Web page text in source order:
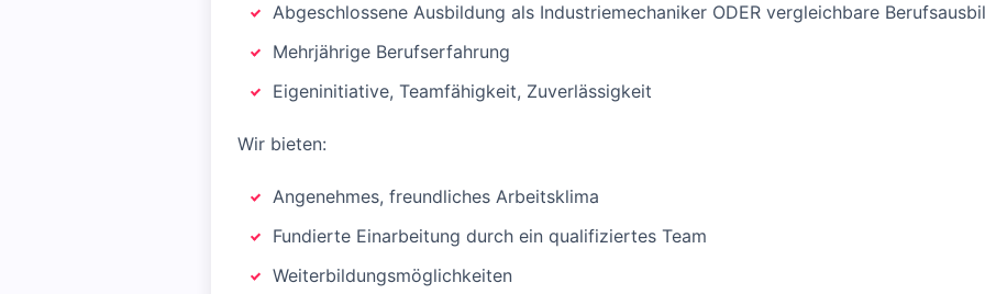
Abgeschlossene Ausbildung als Industriemechaniker ODER vergleichbare
Mehrjährige Berufserfahrung
Eigeninitiative, Teamfähigkeit, Zuverlässigkeit
Wir bieten:
Angenehmes, freundliches Arbeitsklima
Fundierte Einarbeitung durch ein qualifiziertes Team
Weiterbildungsmöglichkeiten